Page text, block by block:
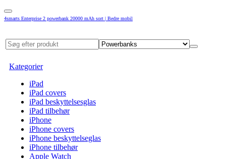
4smarts Enterprise 2 powerbank 20000 mAh sort | Bedre mobil
Kategorier
iPad
iPad covers
iPad beskyttelsesglas
iPad tilbehør
iPhone
iPhone covers
iPhone beskyttelseglas
iPhone tilbehør
Apple Watch